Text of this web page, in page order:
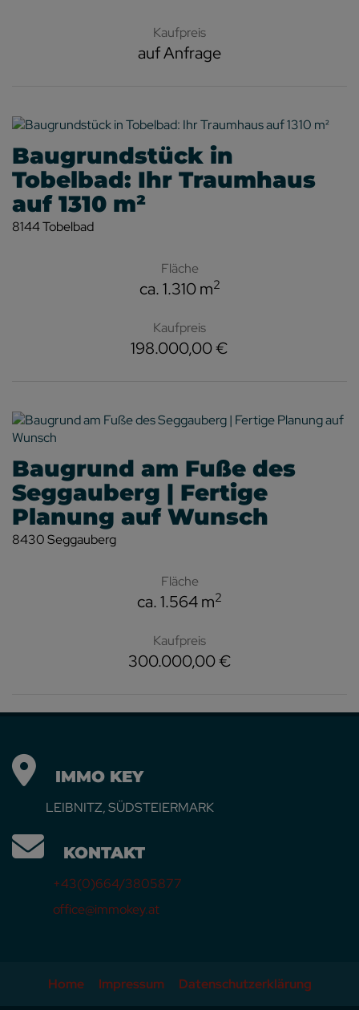
Kaufpreis
auf Anfrage
Baugrundstück in
Tobelbad: Ihr Traumhaus
auf 1310 m²
8144 Tobelbad
Fläche
ca. 1.310 m2
Kaufpreis
198.000,00 €
Baugrund am Fuße des
Seggauberg | Fertige
Planung auf Wunsch
8430 Seggauberg
Fläche
ca. 1.564 m2
Kaufpreis
300.000,00 €
IMMO KEY
LEIBNITZ, SÜDSTEIERMARK
KONTAKT
+43(0)664/3805877
office@immokey.at
Home Impressum Datenschutzerklärung